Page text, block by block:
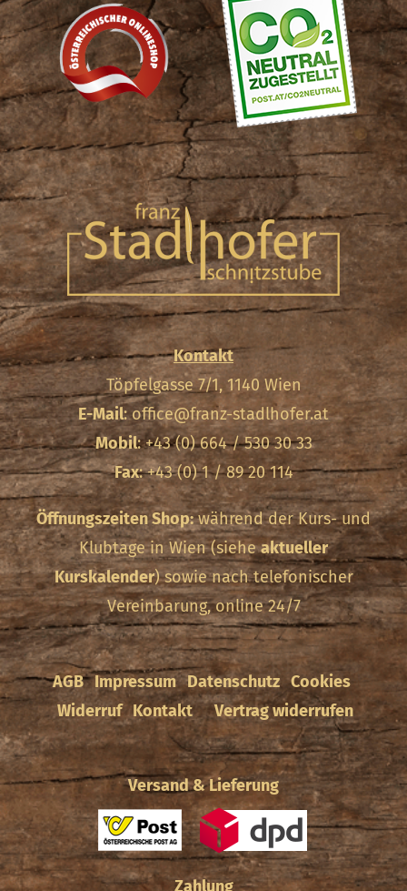
Kontakt
Töpfelgasse 7/1, 1140 Wien
E-Mail:office@franz-stadlhofer.at
Mobil: +43 (0) 664 / 530 30 33
Fax: +43 (0) 1 / 89 20 114
Öffnungszeiten Shop:während der Kurs- und
Klubtage in Wien (sieheaktueller
Kurskalender) sowie nach telefonischer
Vereinbarung, online 24/7
AGB Impressum Datenschutz Cookies
Widerruf Kontakt Vertrag widerrufen
Versand & Lieferung
Zahlung